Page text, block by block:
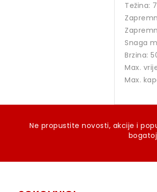
Težina:
Snaga
Brzina:
Max.
Max.
Ne propustite novosti, akcije i